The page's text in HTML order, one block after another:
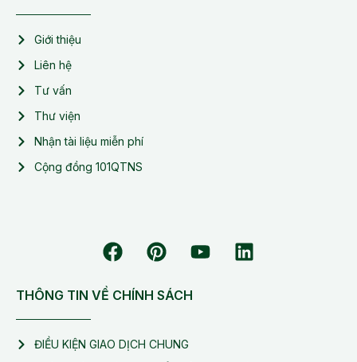
Giới thiệu
Liên hệ
Tư vấn
Thư viện
Nhận tài liệu miễn phí
Cộng đồng 101QTNS
THÔNG TIN VỀ CHÍNH SÁCH
ĐIỀU KIỆN GIAO DỊCH CHUNG